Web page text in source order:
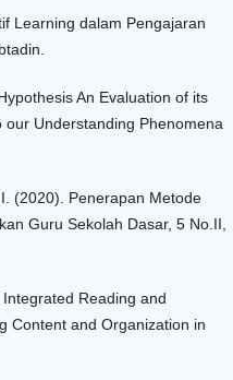
Learning dalam Pengajaran
An Evaluation of its
Understanding Phenomena
(2020). Penerapan Metode
Guru Sekolah Dasar, 5 No.II,
Reading and
Content and Organization in